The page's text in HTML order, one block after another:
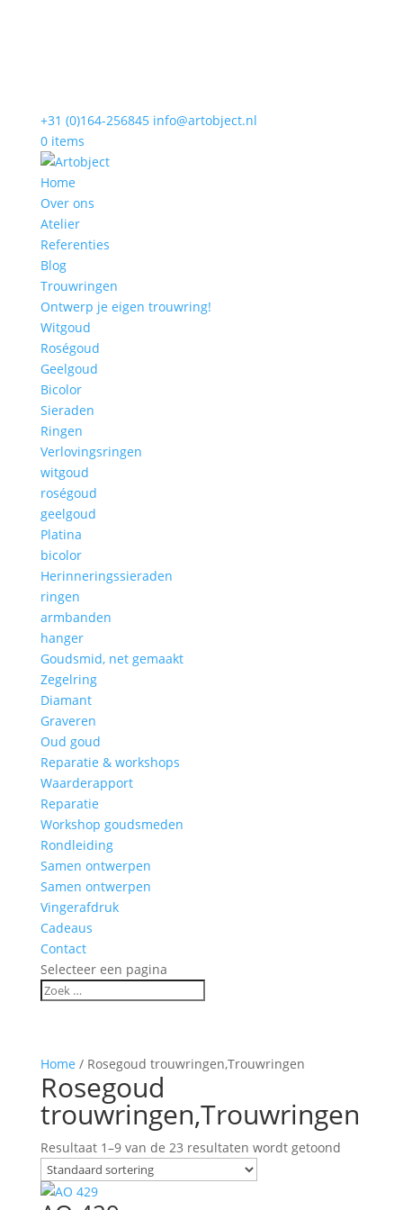
+31 (0)164-256845 info@artobject.nl
0 items
Home
Over ons
Atelier
Referenties
Blog
Trouwringen
Ontwerp je eigen trouwring!
Witgoud
Roségoud
Geelgoud
Bicolor
Sieraden
Ringen
Verlovingsringen
witgoud
roségoud
geelgoud
Platina
bicolor
Herinneringssieraden
ringen
armbanden
hanger
Goudsmid, net gemaakt
Zegelring
Diamant
Graveren
Oud goud
Reparatie & workshops
Waarderapport
Reparatie
Workshop goudsmeden
Rondleiding
Samen ontwerpen
Samen ontwerpen
Vingerafdruk
Cadeaus
Contact
Selecteer een pagina
Home / Rosegoud trouwringen,Trouwringen
Rosegoud
trouwringen,Trouwringen
Resultaat 1–9 van de 23 resultaten wordt getoond